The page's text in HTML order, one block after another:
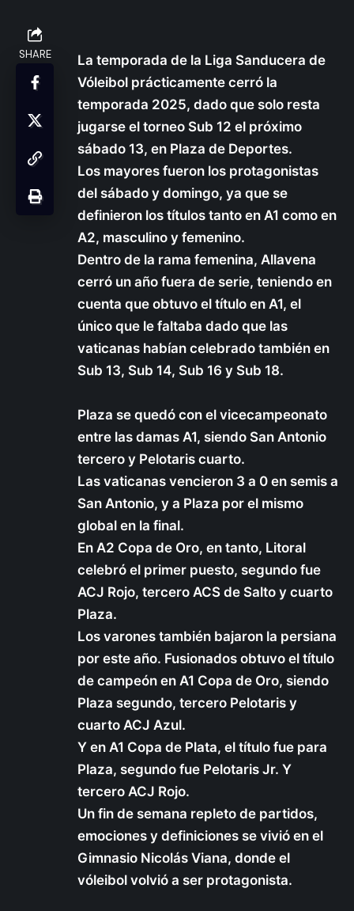
SHARE
La temporada de la Liga Sanducera de
Vóleibol prácticamente cerró la
temporada 2025, dado que solo resta
jugarse el torneo Sub 12 el próximo
sábado 13, en Plaza de Deportes.
Los mayores fueron los protagonistas
del sábado y domingo, ya que se
definieron los títulos tanto en A1 como en
A2, masculino y femenino.
Dentro de la rama femenina, Allavena
cerró un año fuera de serie, teniendo en
cuenta que obtuvo el título en A1, el
único que le faltaba dado que las
vaticanas habían celebrado también en
Sub 13, Sub 14, Sub 16 y Sub 18.
Plaza se quedó con el vicecampeonato
entre las damas A1, siendo San Antonio
tercero y Pelotaris cuarto.
Las vaticanas vencieron 3 a 0 en semis a
San Antonio, y a Plaza por el mismo
global en la final.
En A2 Copa de Oro, en tanto, Litoral
celebró el primer puesto, segundo fue
ACJ Rojo, tercero ACS de Salto y cuarto
Plaza.
Los varones también bajaron la persiana
por este año. Fusionados obtuvo el título
de campeón en A1 Copa de Oro, siendo
Plaza segundo, tercero Pelotaris y
cuarto ACJ Azul.
Y en A1 Copa de Plata, el título fue para
Plaza, segundo fue Pelotaris Jr. Y
tercero ACJ Rojo.
Un fin de semana repleto de partidos,
emociones y definiciones se vivió en el
Gimnasio Nicolás Viana, donde el
vóleibol volvió a ser protagonista.